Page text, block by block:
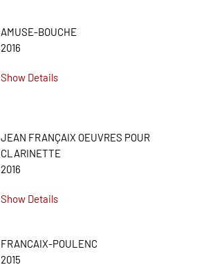
AMUSE-BOUCHE
2016
Show Details
JEAN FRANÇAIX OEUVRES POUR
CLARINETTE
2016
Show Details
FRANCAIX-POULENC
2015